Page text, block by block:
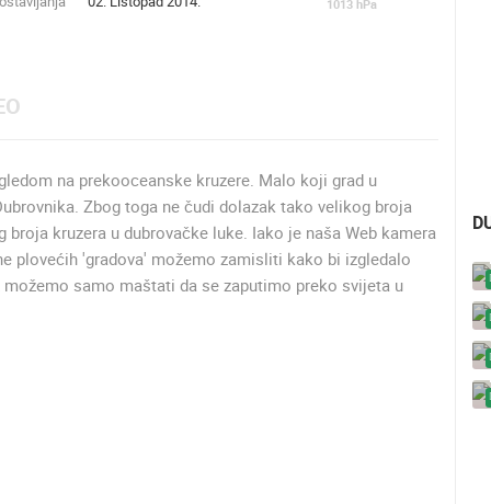
1013 hPa
na prekooceanske kruzere. Malo koji grad u
Zbog toga ne čudi dolazak tako velikog broja
kruzera u dubrovačke luke. Iako je naša Web kamera
plovećih 'gradova' možemo zamisliti kako bi izgledalo
samo maštati da se zaputimo preko svijeta u